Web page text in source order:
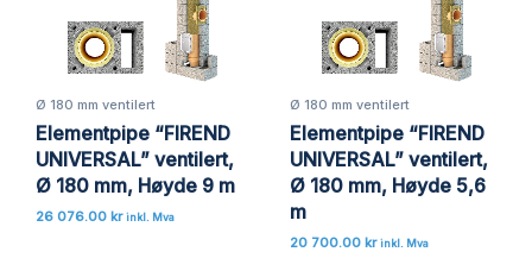
Lagre mitt navn, e-post og nettside i denne
nettleseren for neste gang jeg kommenterer.
Ø 180 mm ventilert
Elementpipe “FIREND
UNIVERSAL” ventilert,
Ø 180 mm, Høyde 9 m
26 076.00 kr inkl. Mva
Ø 180 mm ventilert
Elementpipe “FIREND
UNIVERSAL” ventilert,
Ø 180 mm, Høyde 5,6
m
20 700.00 kr inkl. Mva